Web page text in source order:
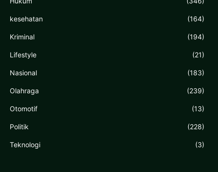
kesehatan (164)
Kriminal (194)
Lifestyle (21)
Nasional (183)
Olahraga (239)
Otomotif (13)
Politik (228)
Teknologi (3)